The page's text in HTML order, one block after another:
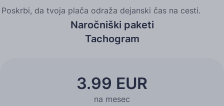
Poskrbi, da tvoja plača odraža dejanski čas na cesti.
Naročniški paketi
Tachogram
3.99 EUR
na mesec